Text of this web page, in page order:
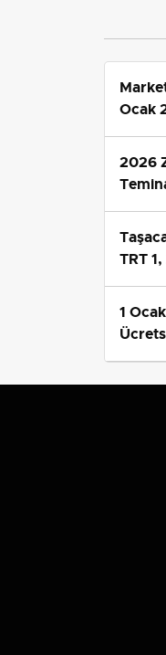
Ocak
2026
TRT
1